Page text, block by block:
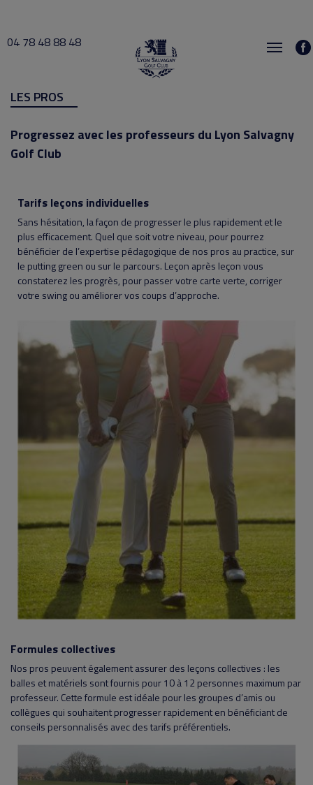
04 78 48 88 48
LES PROS
Progressez avec les professeurs du Lyon Salvagny
Golf Club
Tarifs leçons individuelles
Sans hésitation, la façon de progresser le plus rapidement et le
plus efficacement. Quel que soit votre niveau, pour pourrez
bénéficier de l’expertise pédagogique de nos pros au practice, sur
le putting green ou sur le parcours. Leçon après leçon vous
constaterez les progrès, pour passer votre carte verte, corriger
votre swing ou améliorer vos coups d’approche.
Formules collectives
Nos pros peuvent également assurer des leçons collectives : les
balles et matériels sont fournis pour 10 à 12 personnes maximum par
professeur. Cette formule est idéale pour les groupes d’amis ou
collègues qui souhaitent progresser rapidement en bénéficiant de
conseils personnalisés avec des tarifs préférentiels.